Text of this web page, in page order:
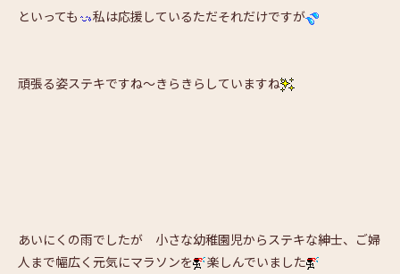
といっても 私は応援しているただそれだけですが
頑張る姿ステキですね～きらきらしていますね
あいにくの雨でしたが 小さな幼稚園児からステキな紳士、ご婦
人まで幅広く元気にマラソンを
楽しんでいました